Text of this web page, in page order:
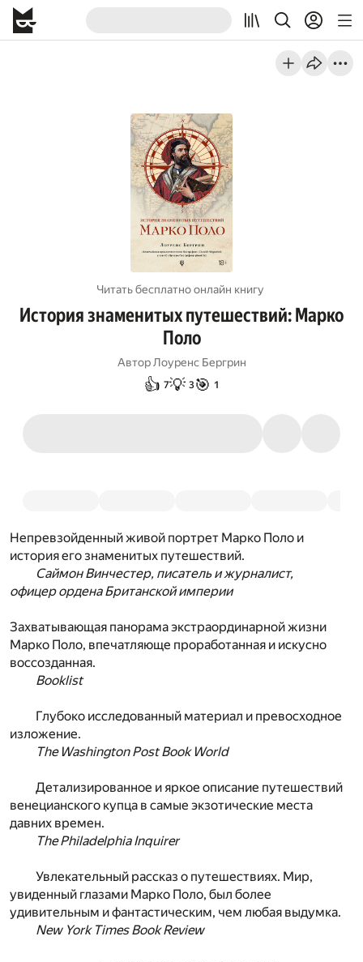
Читать бесплатно онлайн книгу
История знаменитых путешествий: Марко
Поло
Автор Лоуренс Бергрин
👍 7💡 3🎯 1
Непревзойденный живой портрет Марко Поло и
история его знаменитых путешествий.
Саймон Винчестер, писатель и журналист,
офицер ордена Британской империи
Захватывающая панорама экстраординарной жизни
Марко Поло, впечатляюще проработанная и искусно
воссозданная.
Booklist
Глубоко исследованный материал и превосходное
изложение.
The Washington Post Book World
Детализированное и яркое описание путешествий
венецианского купца в самые экзотические места
давних времен.
The Philadelphia Inquirer
Увлекательный рассказ о путешествиях. Мир,
увиденный глазами Марко Поло, был более
удивительным и фантастическим, чем любая выдумка.
New York Times Book Review